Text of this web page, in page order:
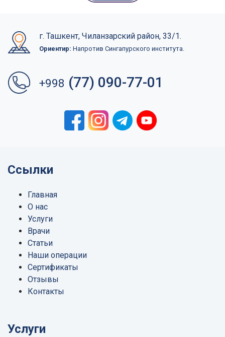
г. Ташкент, Чиланзарский район, 33/1.
Ориентир: Напротив Сингапурского института.
+998 (77) 090-77-01
Ссылки
Главная
О нас
Услуги
Врачи
Статьи
Наши операции
Сертификаты
Отзывы
Контакты
Услуги